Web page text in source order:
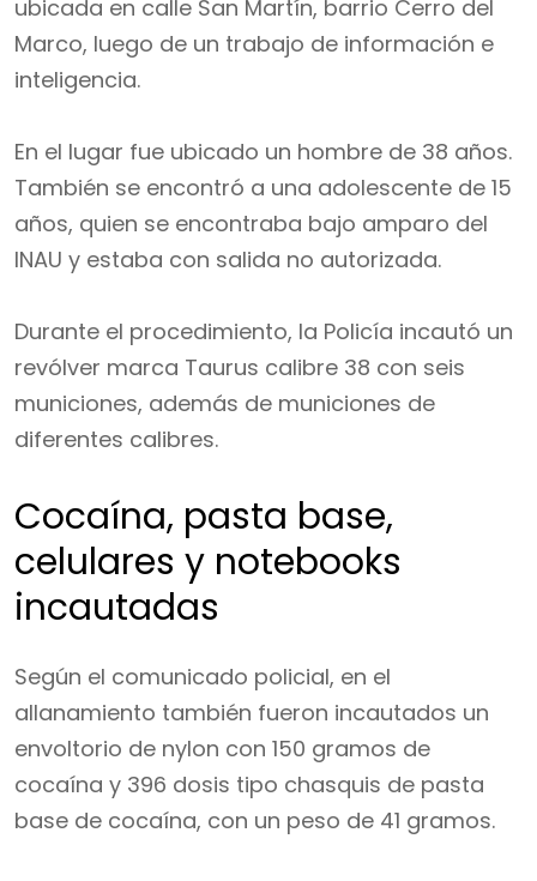
ubicada en calle San Martín, barrio Cerro del
Marco, luego de un trabajo de información e
inteligencia.
En el lugar fue ubicado un hombre de 38 años.
También se encontró a una adolescente de 15
años, quien se encontraba bajo amparo del
INAU y estaba con salida no autorizada.
Durante el procedimiento, la Policía incautó un
revólver marca Taurus calibre 38 con seis
municiones, además de municiones de
diferentes calibres.
Cocaína, pasta base,
celulares y notebooks
incautadas
Según el comunicado policial, en el
allanamiento también fueron incautados un
envoltorio de nylon con 150 gramos de
cocaína y 396 dosis tipo chasquis de pasta
base de cocaína, con un peso de 41 gramos.